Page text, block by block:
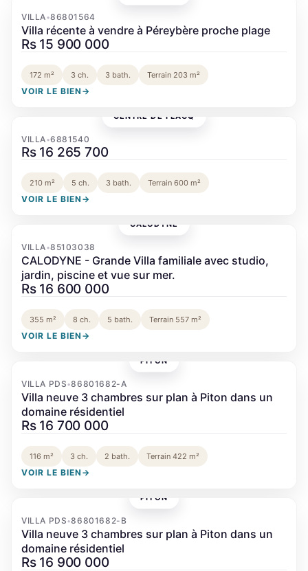
VILLA•86801564
Villa récente à vendre à Péreybère proche plage
Rs 15 900 000
172 m² 3 ch. 3 bath. Terrain 203 m²
VOIR LE BIEN →
CENTRE DE FLACQ
VILLA•6881540
Rs 16 265 700
210 m² 5 ch. 3 bath. Terrain 600 m²
VOIR LE BIEN →
CALODYNE
VILLA•85103038
CALODYNE - Grande Villa familiale avec studio,
jardin, piscine et vue sur mer.
Rs 16 600 000
355 m² 8 ch. 5 bath. Terrain 557 m²
VOIR LE BIEN →
PITON
VILLA PDS•86801682-A
Villa neuve 3 chambres sur plan à Piton dans un
domaine résidentiel
Rs 16 700 000
116 m² 3 ch. 2 bath. Terrain 422 m²
VOIR LE BIEN →
PITON
VILLA PDS•86801682-B
Villa neuve 3 chambres sur plan à Piton dans un
domaine résidentiel
Rs 16 900 000